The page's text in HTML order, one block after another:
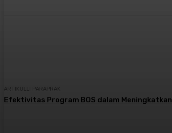
ARTIKULLI PARAPRAK
Efektivitas Program BOS dalam